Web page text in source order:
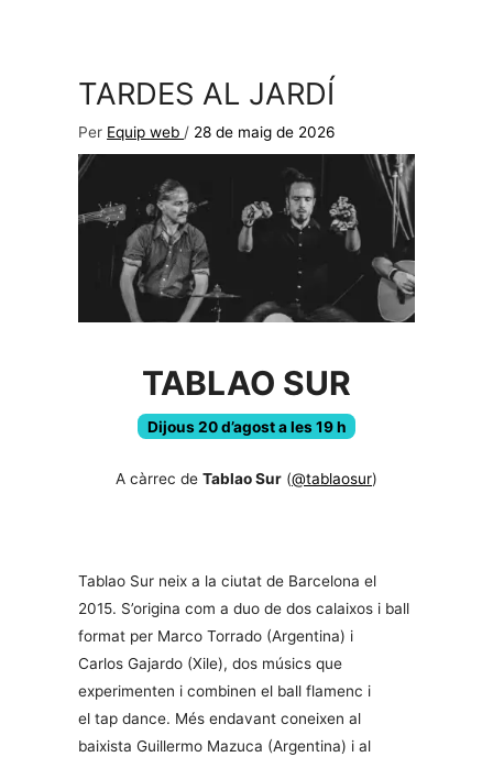
TARDES AL JARDÍ
Per Equip web/ 28 de maig de 2026
TABLAO SUR
Dijous 20 d’agost a les 19 h
A càrrec de Tablao Sur (@tablaosur)
Tablao Sur neix a la ciutat de Barcelona el
2015. S’origina com a duo de dos calaixos i ball
format per Marco Torrado (Argentina) i
Carlos Gajardo (Xile), dos músics que
experimenten i combinen el ball flamenc i
el tap dance. Més endavant coneixen al
baixista Guillermo Mazuca (Argentina) i al